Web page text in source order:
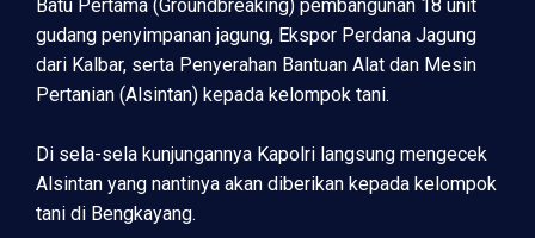
Batu Pertama (Groundbreaking) pembangunan 18 unit
gudang penyimpanan jagung, Ekspor Perdana Jagung
dari Kalbar, serta Penyerahan Bantuan Alat dan Mesin
Pertanian (Alsintan) kepada kelompok tani.
Di sela-sela kunjungannya Kapolri langsung mengecek
Alsintan yang nantinya akan diberikan kepada kelompok
tani di Bengkayang.